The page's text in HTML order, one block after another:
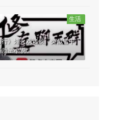
生活
行》烽火戏诸侯「类似雪中
量小说」